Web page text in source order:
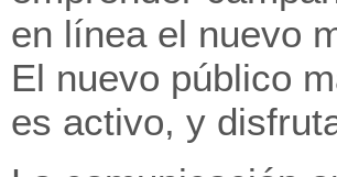
en línea el nuevo
El nuevo público
es activo, y